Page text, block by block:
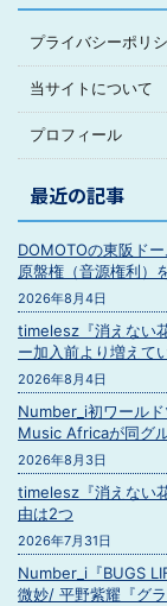
プライバシーポリ
当サイトについて
プロフィール
最近の記事
DOMOTOの東阪ド
原盤権（音源権利）
2026年8月4日
timelesz『消えない
ー加入前より増えて
2026年8月4日
Number_i初ワール
Music Africaが同グ
2026年8月3日
timelesz『消えない
由は2つ
2026年7月31日
Number_i『BUGS
微妙/ 平野紫耀『グ